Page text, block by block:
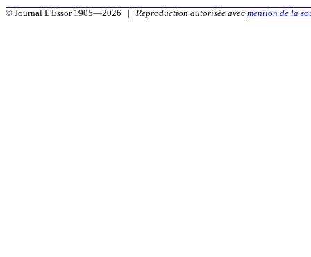
© Journal L'Essor 1905—2026 | Reproduction autorisée avec mention de la